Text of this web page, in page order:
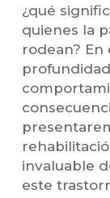
¿qué
quienes la
rodean?
invaluable
este